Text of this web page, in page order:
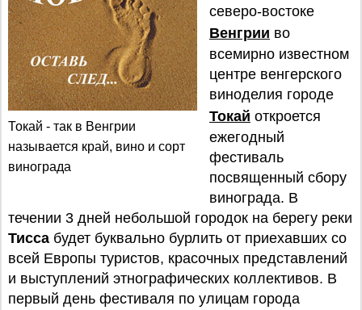
Токай - так в Венгрии
называется край, вино и сорт
винограда
северо-востоке
Венгрии во
всемирно известном
центре венгерского
виноделия городе
Токай откроется
ежегодный
фестиваль
посвященный сбору
винограда. В
течении 3 дней небольшой городок на берегу реки
Тисса будет буквально бурлить от приехавших со
всей Европы туристов, красочных представлений
и выступлений этнографических коллективов. В
первый день фестиваля по улицам города